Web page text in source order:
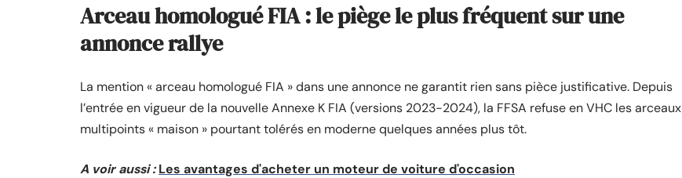
Arceau homologué FIA : le piège le plus fréquent sur une
annonce rallye
La mention « arceau homologué FIA » dans une annonce ne garantit rien sans pièce justificative. Depuis
l’entrée en vigueur de la nouvelle Annexe K FIA (versions 2023-2024), la FFSA refuse en VHC les arceaux
multipoints « maison » pourtant tolérés en moderne quelques années plus tôt.
A voir aussi : Les avantages d'acheter un moteur de voiture d'occasion